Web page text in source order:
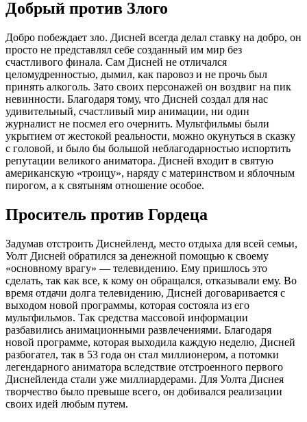
Добрый против Злого
Добро побеждает зло. Дисней всегда делал ставку на добро, он
просто не представлял себе созданный им мир без
счастливого финала. Сам Дисней не отличался
целомудренностью, дымил, как паровоз и не прочь был
принять алкоголь. Зато своих персонажей он воздвиг на пик
невинности. Благодаря тому, что Дисней создал для нас
удивительный, счастливый мир анимации, ни один
журналист не посмел его очернить. Мультфильмы были
укрытием от жестокой реальности, можно окунуться в сказку
с головой, и было бы большой неблагодарностью испортить
репутации великого аниматора. Дисней входит в святую
американскую «троицу», наряду с материнством и яблочным
пирогом, а к святыням отношение особое.
Проситель против Гордеца
Задумав отстроить Диснейленд, место отдыха для всей семьи,
Уолт Дисней обратился за денежной помощью к своему
«основному врагу» — телевидению. Ему пришлось это
сделать, так как все, к кому он обращался, отказывали ему. Во
время отдачи долга телевидению, Дисней договаривается с
выходом новой программы, которая состояла из его
мультфильмов. Так средства массовой информации
разбавились анимационными развлечениями. Благодаря
новой программе, которая выходила каждую неделю, Дисней
разбогател, так в 53 года он стал миллионером, а потомки
легендарного аниматора вследствие отстроенного первого
Диснейленда стали уже миллиардерами. Для Уолта Диснея
творчество было превыше всего, он добивался реализации
своих идей любым путем.